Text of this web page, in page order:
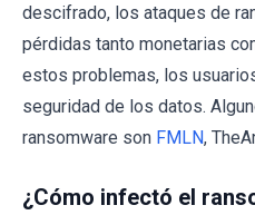
descifrado, los ataques de
pérdidas tanto monetarias
estos problemas, los
seguridad de los datos.
ransomware son FMLN,
¿Cómo infectó el